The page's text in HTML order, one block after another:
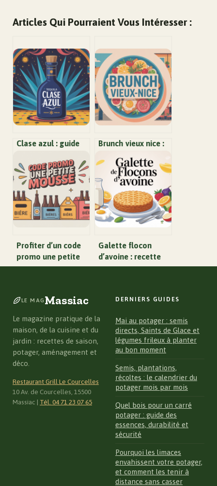
Articles Qui Pourraient Vous Intéresser :
Clase azul : guide
tequila de luxe
iconique
Brunch vieux nice :
adresses où
bruncher dans le
vieux-nice
Profiter d’un code
promo une petite
mousse sans perdre
Galette flocon
d’avoine : recette
facile, saine et
LE MAG Massiac
Le magazine pratique de la
maison, de la cuisine et du
jardin : recettes de saison,
potager, aménagement et
déco.
Restaurant Grill Le Courcelles
10 Av. de Courcelles, 15500
Massiac | Tél. 04 71 23 07 65
DERNIERS GUIDES
Mai au potager : semis
directs, Saints de Glace et
légumes frileux à planter
au bon moment
Semis, plantations,
récoltes : le calendrier du
potager mois par mois
Quel bois pour un carré
potager : guide des
essences, durabilité et
sécurité
Pourquoi les limaces
envahissent votre potager,
et comment les tenir à
distance sans casser